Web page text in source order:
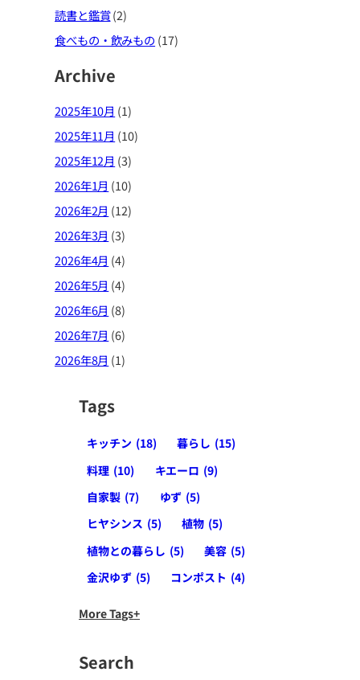
読書と鑑賞(2)
食べもの・飲みもの (17)
Archive
2025年10月 (1)
2025年11月 (10)
2025年12月 (3)
2026年1月 (10)
2026年2月 (12)
2026年3月 (3)
2026年4月 (4)
2026年5月 (4)
2026年6月 (8)
2026年7月 (6)
2026年8月 (1)
Tags
キッチン (18) 暮らし (15)
料理 (10) キエーロ (9)
自家製 (7) ゆず (5)
ヒヤシンス (5) 植物 (5)
植物との暮らし (5) 美容 (5)
金沢ゆず (5) コンポスト (4)
More Tags
Search